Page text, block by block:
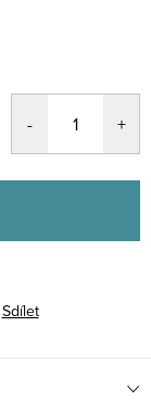
Sdílet